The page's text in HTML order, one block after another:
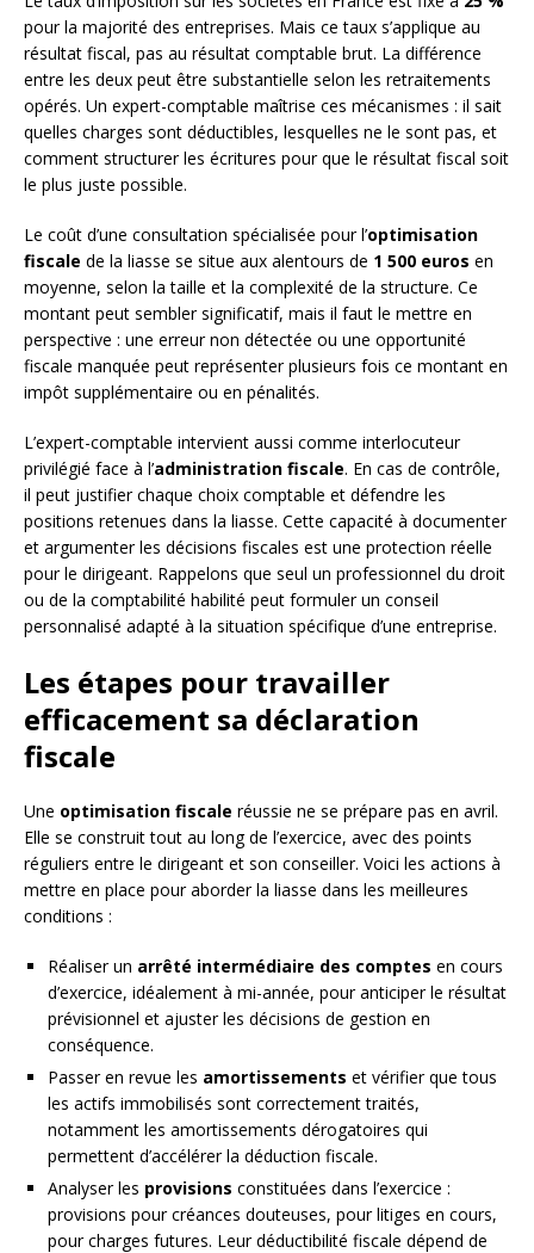
pour la majorité des entreprises. Mais ce taux s’applique au
résultat fiscal, pas au résultat comptable brut. La différence
entre les deux peut être substantielle selon les retraitements
opérés. Un expert-comptable maîtrise ces mécanismes : il sait
quelles charges sont déductibles, lesquelles ne le sont pas, et
comment structurer les écritures pour que le résultat fiscal soit
le plus juste possible.
Le coût d’une consultation spécialisée pour l’optimisation
fiscale de la liasse se situe aux alentours de 1 500 euros en
moyenne, selon la taille et la complexité de la structure. Ce
montant peut sembler significatif, mais il faut le mettre en
perspective : une erreur non détectée ou une opportunité
fiscale manquée peut représenter plusieurs fois ce montant en
impôt supplémentaire ou en pénalités.
L’expert-comptable intervient aussi comme interlocuteur
privilégié face à l’administration fiscale. En cas de contrôle,
il peut justifier chaque choix comptable et défendre les
positions retenues dans la liasse. Cette capacité à documenter
et argumenter les décisions fiscales est une protection réelle
pour le dirigeant. Rappelons que seul un professionnel du droit
ou de la comptabilité habilité peut formuler un conseil
personnalisé adapté à la situation spécifique d’une entreprise.
Les étapes pour travailler
efficacement sa déclaration
fiscale
Une optimisation fiscale réussie ne se prépare pas en avril.
Elle se construit tout au long de l’exercice, avec des points
réguliers entre le dirigeant et son conseiller. Voici les actions à
mettre en place pour aborder la liasse dans les meilleures
conditions :
Réaliser un arrêté intermédiaire des comptes en cours
d’exercice, idéalement à mi-année, pour anticiper le résultat
prévisionnel et ajuster les décisions de gestion en
conséquence.
Passer en revue les amortissements et vérifier que tous
les actifs immobilisés sont correctement traités,
notamment les amortissements dérogatoires qui
permettent d’accélérer la déduction fiscale.
Analyser les provisions constituées dans l’exercice :
provisions pour créances douteuses, pour litiges en cours,
pour charges futures. Leur déductibilité fiscale dépend de